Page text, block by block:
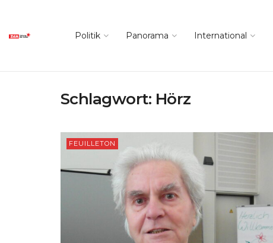
Politik Panorama International
Schlagwort: Hörz
FEUILLETON